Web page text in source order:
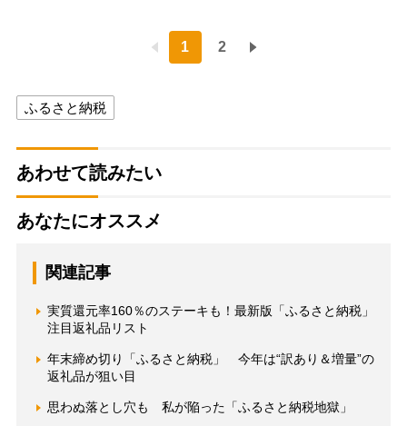
1 2
ふるさと納税
あわせて読みたい
あなたにオススメ
関連記事
実質還元率160％のステーキも！最新版「ふるさと納税」
注目返礼品リスト
年末締め切り「ふるさと納税」 今年は“訳あり＆増量”の
返礼品が狙い目
思わぬ落とし穴も 私が陥った「ふるさと納税地獄」